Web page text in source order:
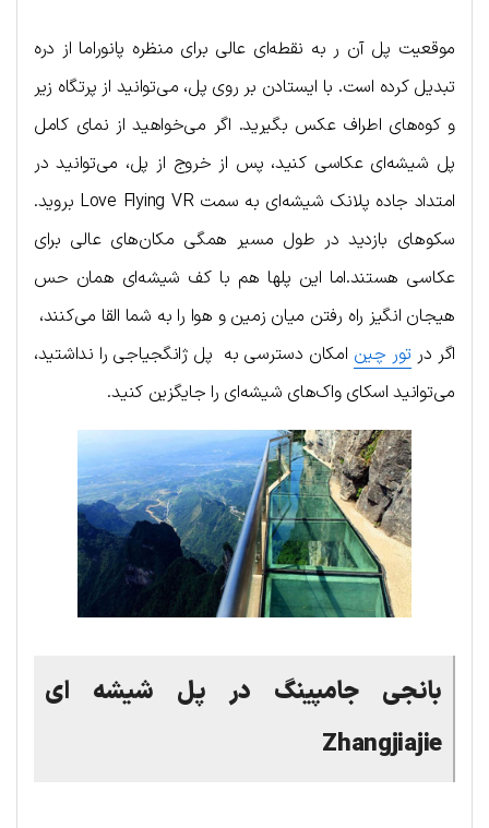
موقعیت پل آن ر به نقطه‌ای عالی برای منظره پانوراما از دره
تبدیل کرده است. با ایستادن بر روی پل، می‌توانید از پرتگاه زیر
و کوه‌های اطراف عکس بگیرید. اگر می‌خواهید از نمای کامل
پل شیشه‌ای عکاسی کنید، پس از خروج از پل، می‌توانید در
امتداد جاده پلانک شیشه‌ای به سمت Love Flying VR بروید.
سکوهای بازدید در طول مسیر همگی مکان‌های عالی برای
عکاسی هستند.اما این پل‎ها هم با کف شیشه‌ای همان حس
هیجان انگیز راه رفتن میان زمین و هوا را به شما القا می‌کنند،
اگر در تور چین امکان دسترسی به پل ژانگجیاجی را نداشتید،
می‌توانید اسکای واک‌های شیشه‌ای را جایگزین کنید.
بانجی جامپینگ در پل شیشه ای
Zhangjiajie